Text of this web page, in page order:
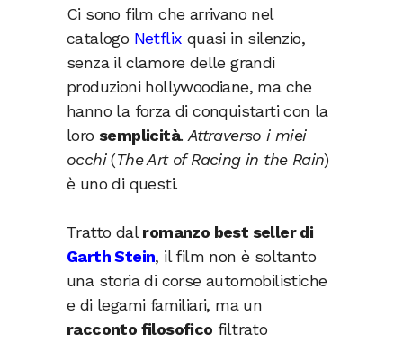
Ci sono film che arrivano nel
catalogo Netflix quasi in silenzio,
senza il clamore delle grandi
produzioni hollywoodiane, ma che
hanno la forza di conquistarti con la
loro semplicità. Attraverso i miei
occhi(The Art of Racing in the Rain)
è uno di questi.
Tratto dalromanzo best seller di
Garth Stein, il film non è soltanto
una storia di corse automobilistiche
e di legami familiari, ma un
racconto filosofico filtrato